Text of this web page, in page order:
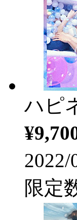
ハピ
2022/
限定